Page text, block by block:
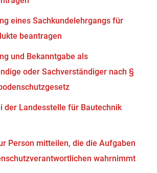
eines Sachkundelehrgangs für
beantragen
und Bekanntgabe als
oder Sachverständiger nach §
der Landesstelle für Bautechnik
Person mitteilen, die die Aufgaben
wahrnimmt